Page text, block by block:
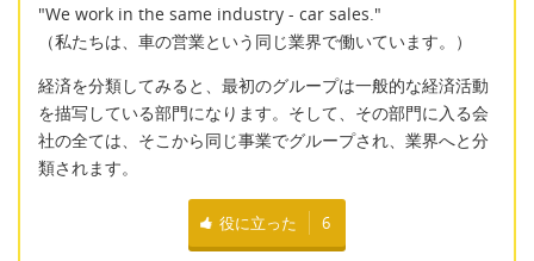
"We work in the same industry - car sales."
（私たちは、車の営業という同じ業界で働いています。）
経済を分類してみると、最初のグループは一般的な経済活動
を描写している部門になります。そして、その部門に入る会
社の全ては、そこから同じ事業でグループされ、業界へと分
類されます。
役に立った 6